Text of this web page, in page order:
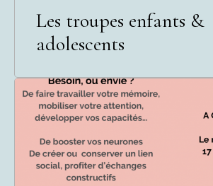
Les troupes enfants &
adolescents